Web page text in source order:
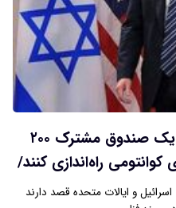
اسرائیل و آمریکا قصد دارند یک صندوق مشترک ۲۰۰
راه‌اندازی کنند/
این ابتکار بپیوندند
و ایالات متحده قصد دارند